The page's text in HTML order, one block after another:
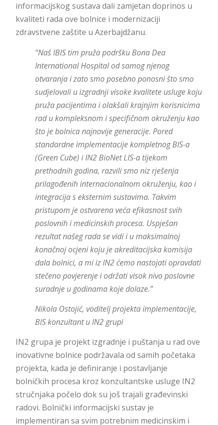
informacijskog sustava dali zamjetan doprinos u
kvaliteti rada ove bolnice i modernizaciji
zdravstvene zaštite u Azerbajdžanu.
“Naš IBIS tim pruža podršku Bona Dea
International Hospital od samog njenog
otvaranja i zato smo posebno ponosni što smo
sudjelovali u izgradnji visoke kvalitete usluge koju
pruža pacijentima i olakšali krajnjim korisnicima
rad u kompleksnom i specifičnom okruženju kao
što je bolnica najnovije generacije. Pored
standardne implementacije kompletnog BIS-a
(Green Cube) i IN2 BioNet LIS-a tijekom
prethodnih godina, razvili smo niz rješenja
prilagođenih internacionalnom okruženju, kao i
integracija s eksternim sustavima. Takvim
pristupom je ostvarena veća efikasnost svih
poslovnih i medicinskih procesa. Uspješan
rezultat našeg rada se vidi i u maksimalnoj
konačnoj ocjeni koju je akreditacijska komisija
dala bolnici, a mi iz IN2 ćemo nastojati opravdati
stečeno povjerenje i održati visok nivo poslovne
suradnje u godinama koje dolaze.”
Nikola Ostojić, voditelj projekta implementacije,
BIS konzultant u IN2 grupi
IN2 grupa je projekt izgradnje i puštanja u rad ove
inovativne bolnice podržavala od samih početaka
projekta, kada je definiranje i postavljanje
bolničkih procesa kroz konzultantske usluge IN2
stručnjaka počelo dok su još trajali građevinski
radovi. Bolnički informacijski sustav je
implementiran sa svim potrebnim medicinskim i